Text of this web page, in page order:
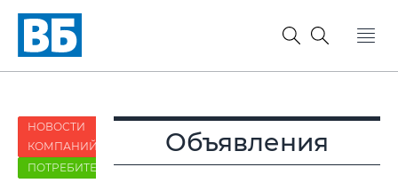
НОВОСТИ
КОМПАНИЙ
ПОТРЕБИТЕЛЬ
Объявления